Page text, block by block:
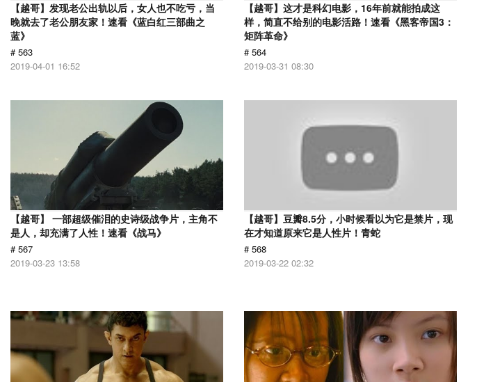
【越哥】发现老公出轨以后，女人也不吃亏，当
晚就去了老公朋友家！速看《蓝白红三部曲之
蓝》
# 563
2019-04-01 16:52
【越哥】这才是科幻电影，16年前就能拍成这
样，简直不给别的电影活路！速看《黑客帝国3：
矩阵革命》
# 564
2019-03-31 08:30
【越哥】 一部超级催泪的史诗级战争片，主角不
是人，却充满了人性！速看《战马》
# 567
2019-03-23 13:58
【越哥】豆瓣8.5分，小时候看以为它是禁片，现
在才知道原来它是人性片！青蛇
# 568
2019-03-22 02:32